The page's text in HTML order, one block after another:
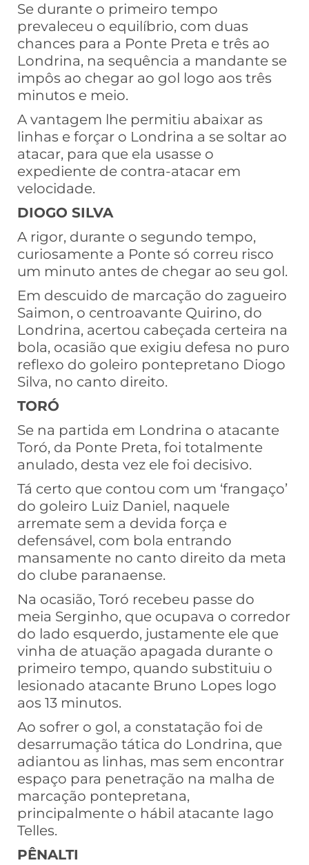
Se durante o primeiro tempo
prevaleceu o equilíbrio, com duas
chances para a Ponte Preta e três ao
Londrina, na sequência a mandante se
impôs ao chegar ao gol logo aos três
minutos e meio.
A vantagem lhe permitiu abaixar as
linhas e forçar o Londrina a se soltar ao
atacar, para que ela usasse o
expediente de contra-atacar em
velocidade.
DIOGO SILVA
A rigor, durante o segundo tempo,
curiosamente a Ponte só correu risco
um minuto antes de chegar ao seu gol.
Em descuido de marcação do zagueiro
Saimon, o centroavante Quirino, do
Londrina, acertou cabeçada certeira na
bola, ocasião que exigiu defesa no puro
reflexo do goleiro pontepretano Diogo
Silva, no canto direito.
TORÓ
Se na partida em Londrina o atacante
Toró, da Ponte Preta, foi totalmente
anulado, desta vez ele foi decisivo.
Tá certo que contou com um ‘frangaço’
do goleiro Luiz Daniel, naquele
arremate sem a devida força e
defensável, com bola entrando
mansamente no canto direito da meta
do clube paranaense.
Na ocasião, Toró recebeu passe do
meia Serginho, que ocupava o corredor
do lado esquerdo, justamente ele que
vinha de atuação apagada durante o
primeiro tempo, quando substituiu o
lesionado atacante Bruno Lopes logo
aos 13 minutos.
Ao sofrer o gol, a constatação foi de
desarrumação tática do Londrina, que
adiantou as linhas, mas sem encontrar
espaço para penetração na malha de
marcação pontepretana,
principalmente o hábil atacante Iago
Telles.
PÊNALTI